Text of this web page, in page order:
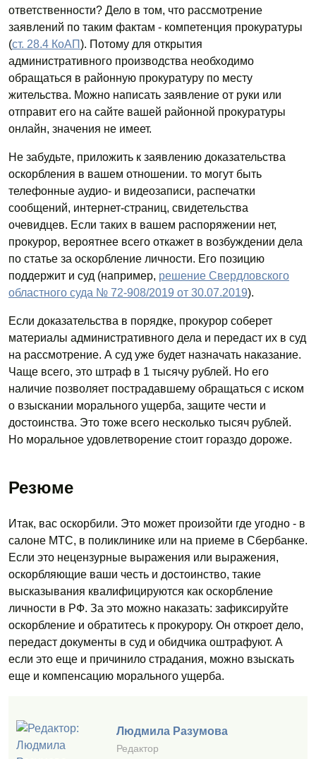
ответственности? Дело в том, что рассмотрение
заявлений по таким фактам - компетенция прокуратуры
(ст. 28.4 КоАП). Потому для открытия
административного производства необходимо
обращаться в районную прокуратуру по месту
жительства. Можно написать заявление от руки или
отправит его на сайте вашей районной прокуратуры
онлайн, значения не имеет.
Не забудьте, приложить к заявлению доказательства
оскорбления в вашем отношении. то могут быть
телефонные аудио- и видеозаписи, распечатки
сообщений, интернет-страниц, свидетельства
очевидцев. Если таких в вашем распоряжении нет,
прокурор, вероятнее всего откажет в возбуждении дела
по статье за оскорбление личности. Его позицию
поддержит и суд (например, решение Свердловского
областного суда № 72-908/2019 от 30.07.2019).
Если доказательства в порядке, прокурор соберет
материалы административного дела и передаст их в суд
на рассмотрение. А суд уже будет назначать наказание.
Чаще всего, это штраф в 1 тысячу рублей. Но его
наличие позволяет пострадавшему обращаться с иском
о взыскании морального ущерба, защите чести и
достоинства. Это тоже всего несколько тысяч рублей.
Но моральное удовлетворение стоит гораздо дороже.
Резюме
Итак, вас оскорбили. Это может произойти где угодно - в
салоне МТС, в поликлинике или на приеме в Сбербанке.
Если это нецензурные выражения или выражения,
оскорбляющие ваши честь и достоинство, такие
высказывания квалифицируются как оскорбление
личности в РФ. За это можно наказать: зафиксируйте
оскорбление и обратитесь к прокурору. Он откроет дело,
передаст документы в суд и обидчика оштрафуют. А
если это еще и причинило страдания, можно взыскать
еще и компенсацию морального ущерба.
Людмила Разумова
Редактор